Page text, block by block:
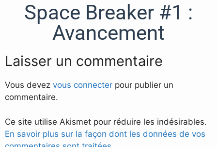
Space Breaker #1 :
Avancement
Laisser un commentaire
Vous devez vous connecter pour publier un
commentaire.
Ce site utilise Akismet pour réduire les indésirables.
En savoir plus sur la façon dont les données de vos